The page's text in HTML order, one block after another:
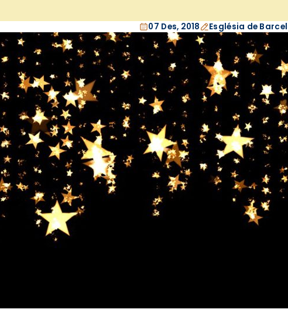
07 Des, 2018 Església de